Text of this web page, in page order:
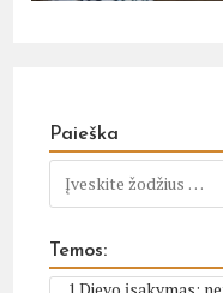
Paieška
Temos: